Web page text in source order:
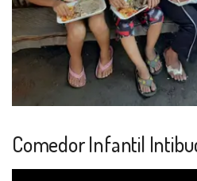
Comedor Infantil